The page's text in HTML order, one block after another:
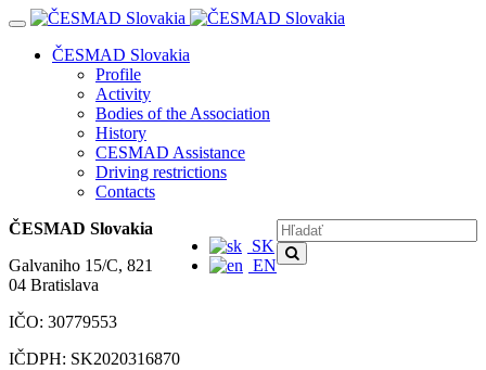
Navigácia
ČESMAD Slovakia
Profile
Activity
Bodies of the Association
History
CESMAD Assistance
Driving restrictions
Contacts
SK
EN
ČESMAD Slovakia
Galvaniho 15/C, 821
04 Bratislava
IČO: 30779553
IČDPH: SK2020316870